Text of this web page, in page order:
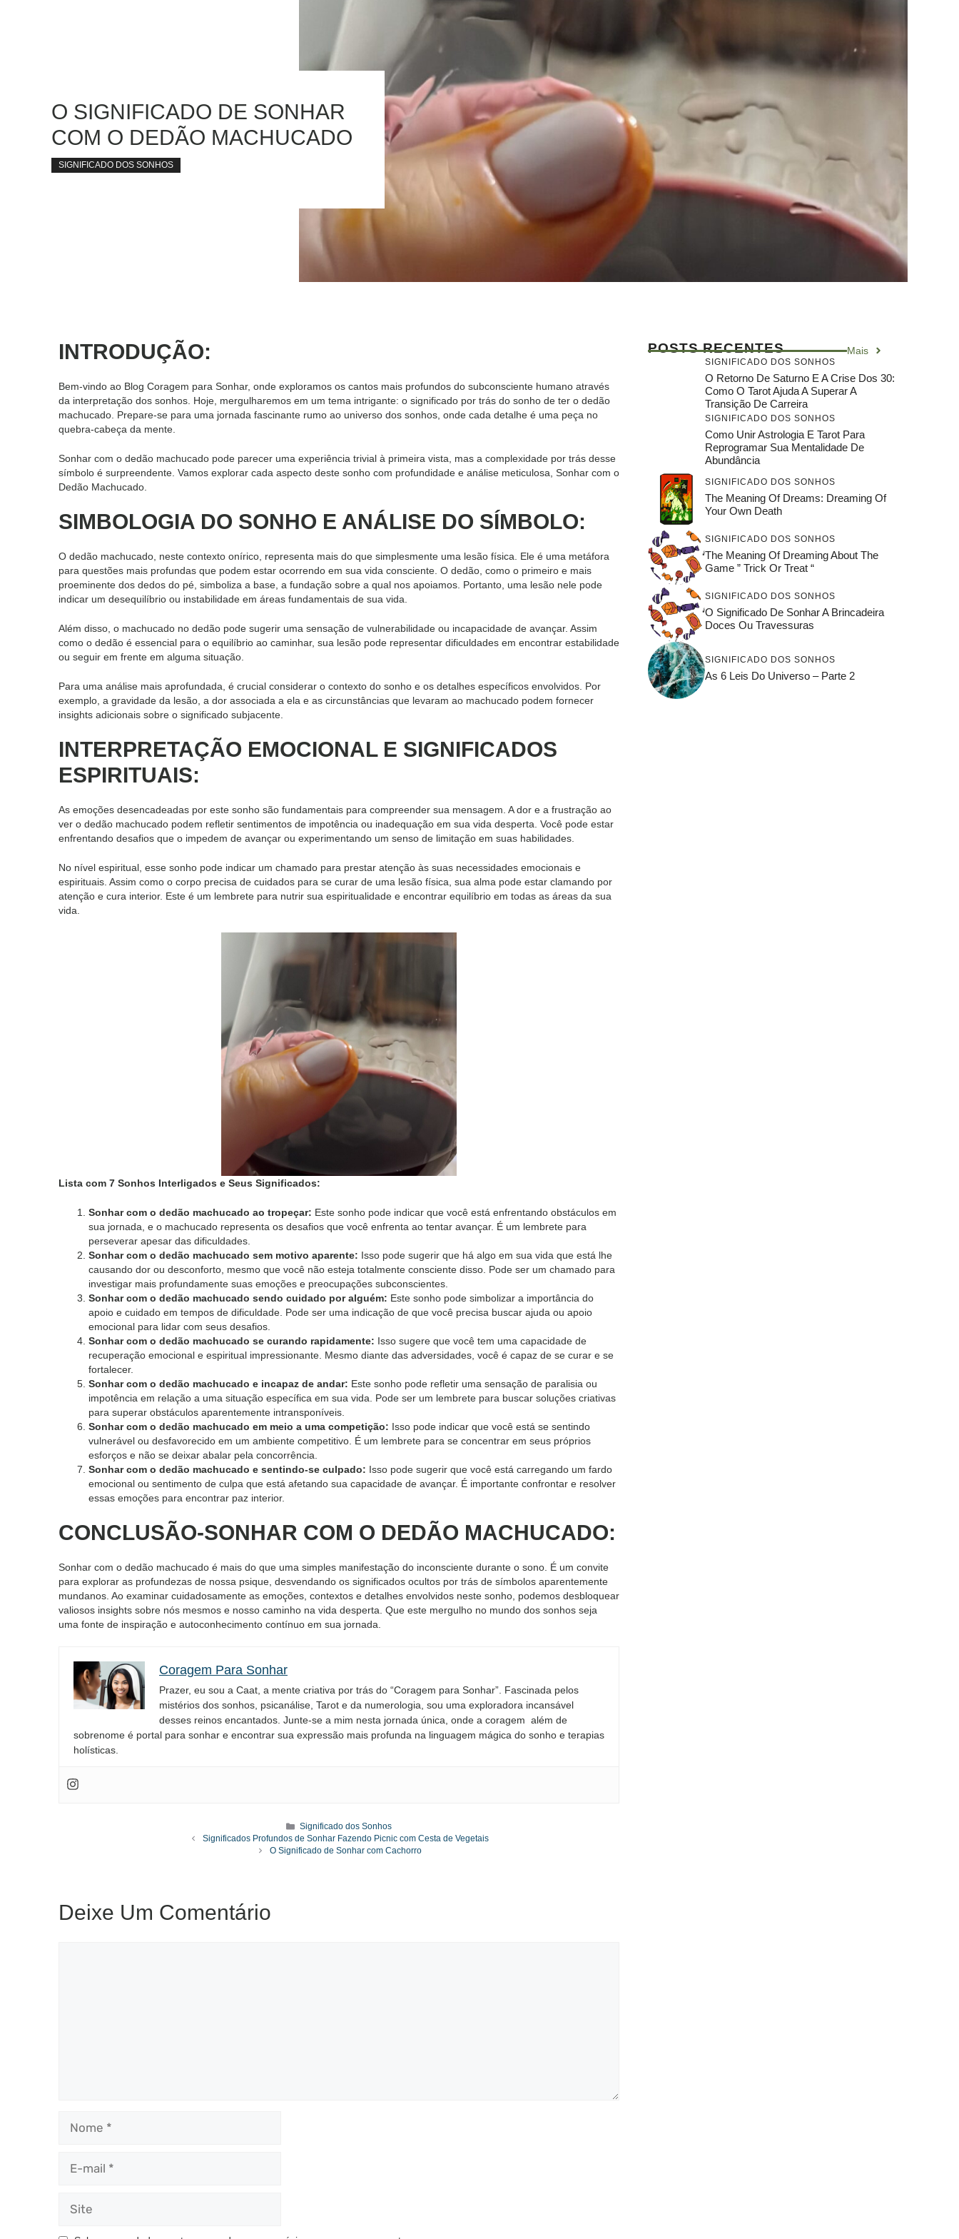
O SIGNIFICADO DE SONHAR
COM O DEDÃO MACHUCADO
SIGNIFICADO DOS SONHOS
INTRODUÇÃO:
Bem-vindo ao Blog Coragem para Sonhar, onde exploramos os cantos mais profundos do subconsciente humano através
da interpretação dos sonhos. Hoje, mergulharemos em um tema intrigante: o significado por trás do sonho de ter o dedão
machucado. Prepare-se para uma jornada fascinante rumo ao universo dos sonhos, onde cada detalhe é uma peça no
quebra-cabeça da mente.
Sonhar com o dedão machucado pode parecer uma experiência trivial à primeira vista, mas a complexidade por trás desse
símbolo é surpreendente. Vamos explorar cada aspecto deste sonho com profundidade e análise meticulosa, Sonhar com o
Dedão Machucado.
SIMBOLOGIA DO SONHO E ANÁLISE DO SÍMBOLO:
O dedão machucado, neste contexto onírico, representa mais do que simplesmente uma lesão física. Ele é uma metáfora
para questões mais profundas que podem estar ocorrendo em sua vida consciente. O dedão, como o primeiro e mais
proeminente dos dedos do pé, simboliza a base, a fundação sobre a qual nos apoiamos. Portanto, uma lesão nele pode
indicar um desequilíbrio ou instabilidade em áreas fundamentais de sua vida.
Além disso, o machucado no dedão pode sugerir uma sensação de vulnerabilidade ou incapacidade de avançar. Assim
como o dedão é essencial para o equilíbrio ao caminhar, sua lesão pode representar dificuldades em encontrar estabilidade
ou seguir em frente em alguma situação.
Para uma análise mais aprofundada, é crucial considerar o contexto do sonho e os detalhes específicos envolvidos. Por
exemplo, a gravidade da lesão, a dor associada a ela e as circunstâncias que levaram ao machucado podem fornecer
insights adicionais sobre o significado subjacente.
INTERPRETAÇÃO EMOCIONAL E SIGNIFICADOS
ESPIRITUAIS:
As emoções desencadeadas por este sonho são fundamentais para compreender sua mensagem. A dor e a frustração ao
ver o dedão machucado podem refletir sentimentos de impotência ou inadequação em sua vida desperta. Você pode estar
enfrentando desafios que o impedem de avançar ou experimentando um senso de limitação em suas habilidades.
No nível espiritual, esse sonho pode indicar um chamado para prestar atenção às suas necessidades emocionais e
espirituais. Assim como o corpo precisa de cuidados para se curar de uma lesão física, sua alma pode estar clamando por
atenção e cura interior. Este é um lembrete para nutrir sua espiritualidade e encontrar equilíbrio em todas as áreas da sua
vida.
Lista com 7 Sonhos Interligados e Seus Significados:
Sonhar com o dedão machucado ao tropeçar: Este sonho pode indicar que você está enfrentando obstáculos em
sua jornada, e o machucado representa os desafios que você enfrenta ao tentar avançar. É um lembrete para
perseverar apesar das dificuldades.
Sonhar com o dedão machucado sem motivo aparente: Isso pode sugerir que há algo em sua vida que está lhe
causando dor ou desconforto, mesmo que você não esteja totalmente consciente disso. Pode ser um chamado para
investigar mais profundamente suas emoções e preocupações subconscientes.
Sonhar com o dedão machucado sendo cuidado por alguém: Este sonho pode simbolizar a importância do
apoio e cuidado em tempos de dificuldade. Pode ser uma indicação de que você precisa buscar ajuda ou apoio
emocional para lidar com seus desafios.
Sonhar com o dedão machucado se curando rapidamente: Isso sugere que você tem uma capacidade de
recuperação emocional e espiritual impressionante. Mesmo diante das adversidades, você é capaz de se curar e se
fortalecer.
Sonhar com o dedão machucado e incapaz de andar: Este sonho pode refletir uma sensação de paralisia ou
impotência em relação a uma situação específica em sua vida. Pode ser um lembrete para buscar soluções criativas
para superar obstáculos aparentemente intransponíveis.
Sonhar com o dedão machucado em meio a uma competição: Isso pode indicar que você está se sentindo
vulnerável ou desfavorecido em um ambiente competitivo. É um lembrete para se concentrar em seus próprios
esforços e não se deixar abalar pela concorrência.
Sonhar com o dedão machucado e sentindo-se culpado: Isso pode sugerir que você está carregando um fardo
emocional ou sentimento de culpa que está afetando sua capacidade de avançar. É importante confrontar e resolver
essas emoções para encontrar paz interior.
CONCLUSÃO-SONHAR COM O DEDÃO MACHUCADO:
Sonhar com o dedão machucado é mais do que uma simples manifestação do inconsciente durante o sono. É um convite
para explorar as profundezas de nossa psique, desvendando os significados ocultos por trás de símbolos aparentemente
mundanos. Ao examinar cuidadosamente as emoções, contextos e detalhes envolvidos neste sonho, podemos desbloquear
valiosos insights sobre nós mesmos e nosso caminho na vida desperta. Que este mergulho no mundo dos sonhos seja
uma fonte de inspiração e autoconhecimento contínuo em sua jornada.
Coragem Para Sonhar
Prazer, eu sou a Caat, a mente criativa por trás do “Coragem para Sonhar”. Fascinada pelos
mistérios dos sonhos, psicanálise, Tarot e da numerologia, sou uma exploradora incansável
desses reinos encantados. Junte-se a mim nesta jornada única, onde a coragem além de
sobrenome é portal para sonhar e encontrar sua expressão mais profunda na linguagem mágica do sonho e terapias
holísticas.
Categorias
Significado dos Sonhos
Significados Profundos de Sonhar Fazendo Picnic com Cesta de Vegetais
O Significado de Sonhar com Cachorro
Deixe Um Comentário
mail
POSTS RECENTES Mais
SIGNIFICADO DOS SONHOS
O Retorno De Saturno E A Crise Dos 30:
Como O Tarot Ajuda A Superar A
Transição De Carreira
SIGNIFICADO DOS SONHOS
Como Unir Astrologia E Tarot Para
Reprogramar Sua Mentalidade De
Abundância
SIGNIFICADO DOS SONHOS
The Meaning Of Dreams: Dreaming Of
Your Own Death
SIGNIFICADO DOS SONHOS
The Meaning Of Dreaming About The
Game ” Trick Or Treat “
SIGNIFICADO DOS SONHOS
O Significado De Sonhar A Brincadeira
Doces Ou Travessuras
SIGNIFICADO DOS SONHOS
As 6 Leis Do Universo – Parte 2